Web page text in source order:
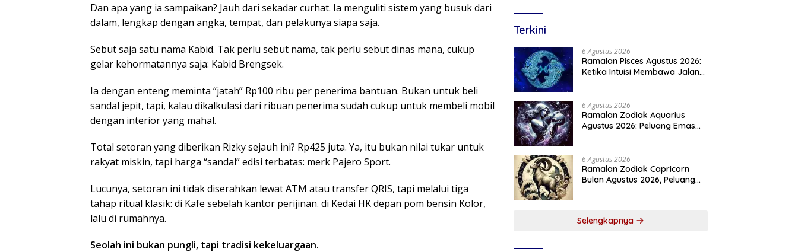
Dan apa yang ia sampaikan? Jauh dari sekadar curhat. Ia menguliti sistem yang busuk dari
dalam, lengkap dengan angka, tempat, dan pelakunya siapa saja.
Sebut saja satu nama Kabid. Tak perlu sebut nama, tak perlu sebut dinas mana, cukup
gelar kehormatannya saja: Kabid Brengsek.
Ia dengan enteng meminta “jatah” Rp100 ribu per penerima bantuan. Bukan untuk beli
sandal jepit, tapi, kalau dikalkulasi dari ribuan penerima sudah cukup untuk membeli mobil
dengan interior yang mahal.
Total setoran yang diberikan Rizky sejauh ini? Rp425 juta. Ya, itu bukan nilai tukar untuk
rakyat miskin, tapi harga “sandal” edisi terbatas: merk Pajero Sport.
Lucunya, setoran ini tidak diserahkan lewat ATM atau transfer QRIS, tapi melalui tiga
tahap ritual klasik: di Kafe sebelah kantor perijinan. di Kedai HK depan pom bensin Kolor,
lalu di rumahnya.
Seolah ini bukan pungli, tapi tradisi kekeluargaan.
Terkini
6 Agustus 2026
Ramalan Pisces Agustus 2026:
Ketika Intuisi Membawa Jalan
6 Agustus 2026
Ramalan Zodiak Aquarius
Agustus 2026: Peluang Emas
6 Agustus 2026
Ramalan Zodiak Capricorn
Bulan Agustus 2026, Peluang
Selengkapnya